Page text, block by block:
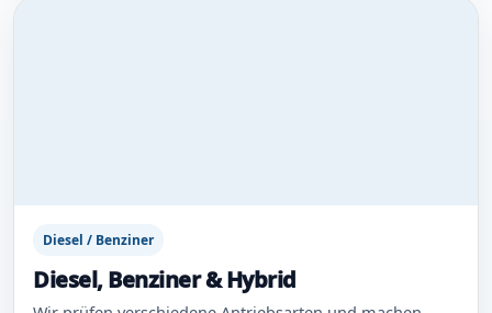
Diesel / Benziner
Diesel, Benziner & Hybrid